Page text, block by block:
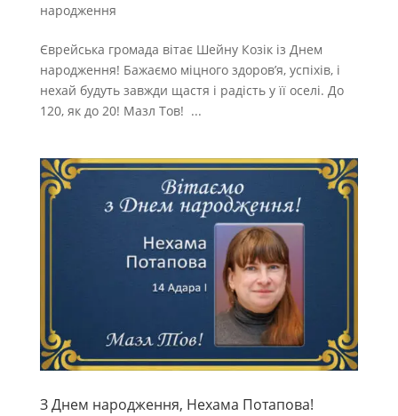
народження
Єврейська громада вітає Шейну Козік із Днем
народження! Бажаємо міцного здоров’я, успіхів, і
нехай будуть завжди щастя і радість у її оселі. До
120, як до 20! Мазл Тов! ...
З Днем народження, Нехама Потапова!